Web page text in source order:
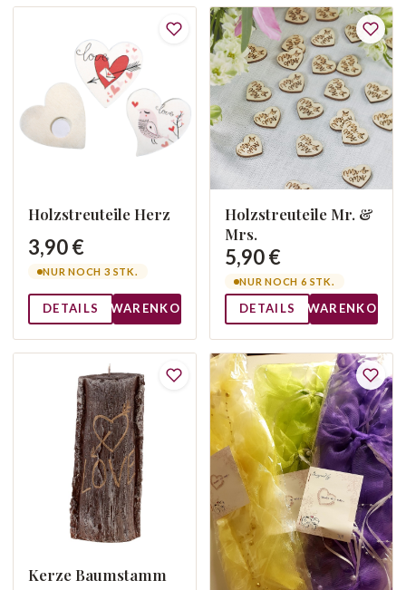
Holzstreuteile Herz
3,90 €
NUR NOCH 3 STK.
DETAILS WARENKORB
Holzstreuteile Mr. &
Mrs.
5,90 €
NUR NOCH 6 STK.
DETAILS WARENKORB
Kerze Baumstamm